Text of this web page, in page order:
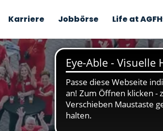
Karriere Jobbörse Life at AGFH